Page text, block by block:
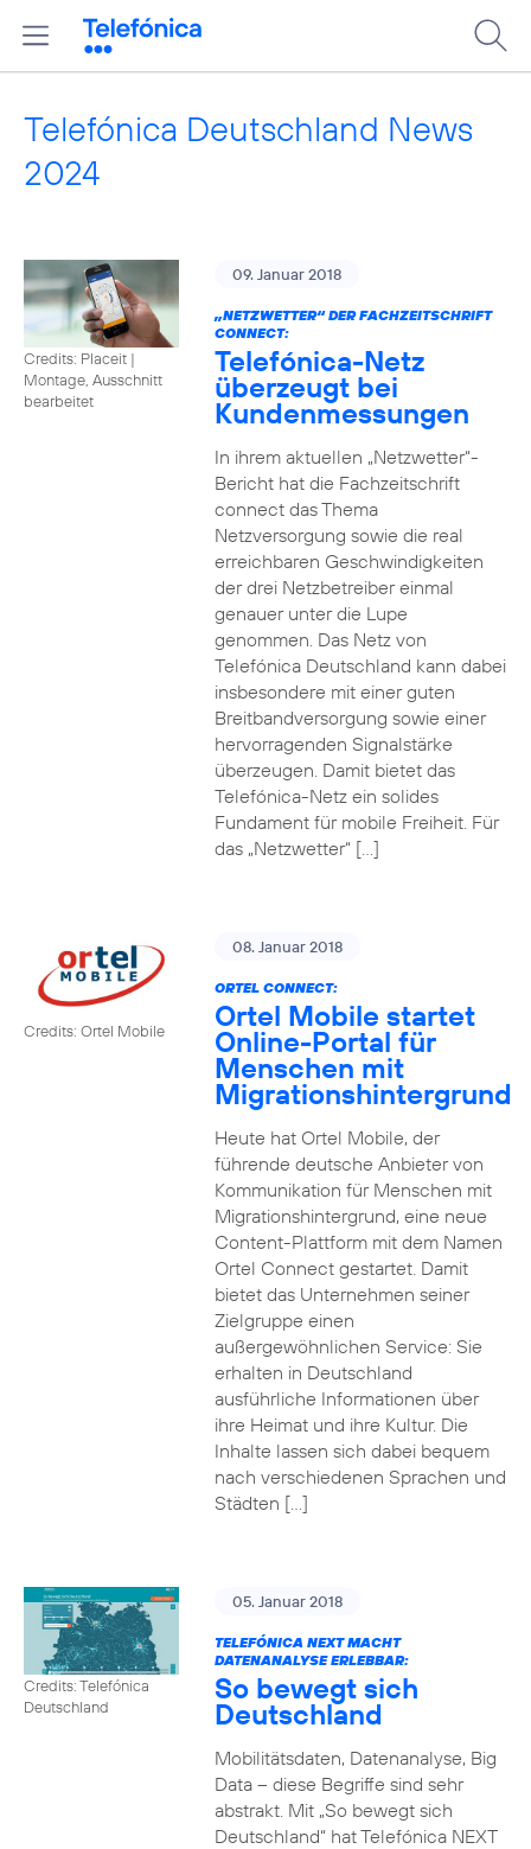
Telefónica Deutschland News
2024
Credits: Placeit |
Montage, Ausschnitt
bearbeitet
09. Januar 2018
„NETZWETTER“ DER FACHZEITSCHRIFT
CONNECT:
Telefónica-Netz
überzeugt bei
Kundenmessungen
In ihrem aktuellen „Netzwetter“-
Bericht hat die Fachzeitschrift
connect das Thema
Netzversorgung sowie die real
erreichbaren Geschwindigkeiten
der drei Netzbetreiber einmal
genauer unter die Lupe
genommen. Das Netz von
Telefónica Deutschland kann dabei
insbesondere mit einer guten
Breitbandversorgung sowie einer
hervorragenden Signalstärke
überzeugen. Damit bietet das
Telefónica-Netz ein solides
Fundament für mobile Freiheit. Für
das „Netzwetter“ […]
Credits: Ortel Mobile
08. Januar 2018
ORTEL CONNECT:
Ortel Mobile startet
Online-Portal für
Menschen mit
Migrationshintergrund
Heute hat Ortel Mobile, der
führende deutsche Anbieter von
Kommunikation für Menschen mit
Migrationshintergrund, eine neue
Content-Plattform mit dem Namen
Ortel Connect gestartet. Damit
bietet das Unternehmen seiner
Zielgruppe einen
außergewöhnlichen Service: Sie
erhalten in Deutschland
ausführliche Informationen über
ihre Heimat und ihre Kultur. Die
Inhalte lassen sich dabei bequem
nach verschiedenen Sprachen und
Städten […]
Credits: Telefónica
Deutschland
05. Januar 2018
TELEFÓNICA NEXT MACHT
DATENANALYSE ERLEBBAR:
So bewegt sich
Deutschland
Mobilitätsdaten, Datenanalyse, Big
Data – diese Begriffe sind sehr
abstrakt. Mit „So bewegt sich
Deutschland“ hat Telefónica NEXT